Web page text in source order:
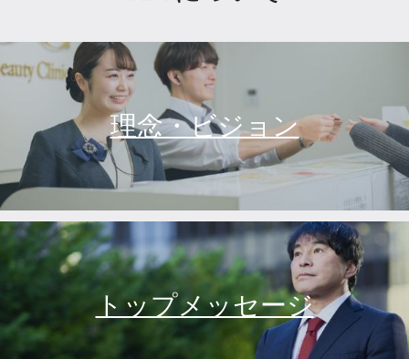
理念・ビジョン
トップメッセージ